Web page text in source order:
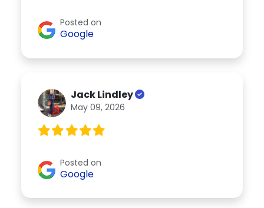
Posted on
Google
Jack Lindley
May 09, 2026
Posted on
Google